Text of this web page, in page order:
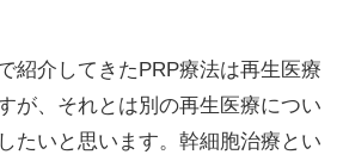
紹介してきたPRP療法は再生医療
が、それとは別の再生医療につい
たいと思います。幹細胞治療とい